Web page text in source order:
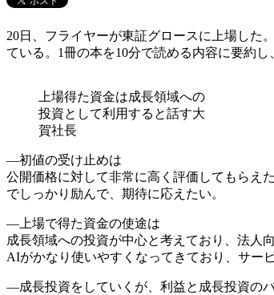
20日、フライヤーが東証グロースに上場した
ている。1冊の本を10分で読める内容に要約
上場得た資金は成長領域への
投資として利用すると話す大
賀社長
―初値の受け止めは
公開価格に対して非常に高く評価してもらえ
でしっかり励んで、期待に応えたい。
―上場で得た資金の使途は
成長領域への投資が中心と考えており、法人
AIがかなり使いやすくなってきており、サー
―成長投資をしていくが、利益と成長投資の